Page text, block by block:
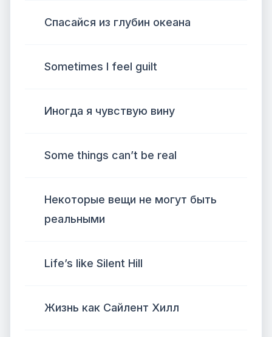
Спасайся из глубин океана
Sometimes I feel guilt
Иногда я чувствую вину
Some things can’t be real
Некоторые вещи не могут быть
реальными
Life’s like Silent Hill
Жизнь как Сайлент Хилл